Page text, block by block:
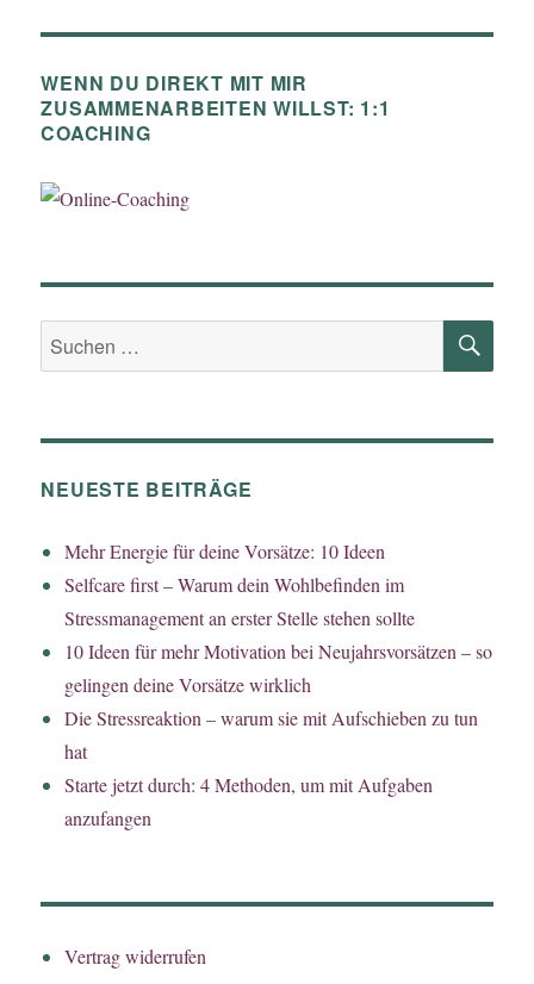
WENN DU DIREKT MIT MIR
ZUSAMMENARBEITEN WILLST: 1:1
COACHING
Suchen
nach:
NEUESTE BEITRÄGE
Mehr Energie für deine Vorsätze: 10 Ideen
Selfcare first – Warum dein Wohlbefinden im
Stressmanagement an erster Stelle stehen sollte
10 Ideen für mehr Motivation bei Neujahrsvorsätzen – so
gelingen deine Vorsätze wirklich
Die Stressreaktion – warum sie mit Aufschieben zu tun
hat
Starte jetzt durch: 4 Methoden, um mit Aufgaben
anzufangen
Vertrag widerrufen